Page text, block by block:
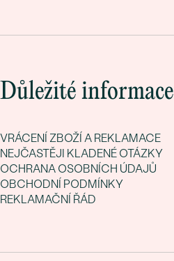
Důležité informace
VRÁCENÍ ZBOŽÍ A REKLAMACE
NEJČASTĚJI KLADENÉ OTÁZKY
OCHRANA OSOBNÍCH ÚDAJŮ
OBCHODNÍ PODMÍNKY
REKLAMAČNÍ ŘÁD